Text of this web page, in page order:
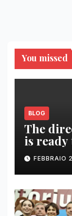
You missed
BLOG
The
is ready
FEBBRAIO